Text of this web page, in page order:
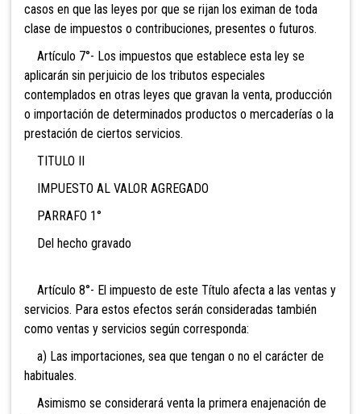
casos en que las leyes por que se rijan los eximan de toda
clase de impuestos o contribuciones, presentes o futuros.
Artículo 7°- Los impuestos que establece esta ley se
aplicarán sin perjuicio de los tributos especiales
contemplados en otras leyes que gravan la venta, producción
o importación de determinados productos o mercaderías o la
prestación de ciertos servicios.
TITULO II
IMPUESTO AL VALOR AGREGADO
PARRAFO 1°
Del hecho gravado
Artículo 8°- El impuesto de este Título afecta a las ventas y
servicios. Para estos efectos serán consideradas también
como ventas y servicios según corresponda:
a) Las importaciones, sea que tengan o no el carácter de
habituales.
Asimismo se considerará venta la primera enajenación de